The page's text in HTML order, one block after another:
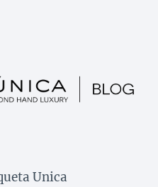
Unica